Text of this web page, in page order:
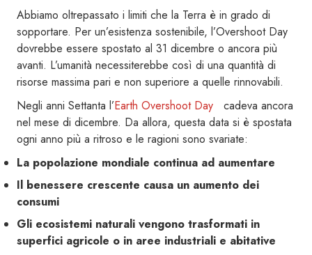
Abbiamo oltrepassato i limiti che la Terra è in grado di
sopportare. Per un’esistenza sostenibile, l’Overshoot Day
dovrebbe essere spostato al 31 dicembre o ancora più
avanti. L’umanità necessiterebbe così di una quantità di
risorse massima pari e non superiore a quelle rinnovabili.
Negli anni Settanta l’Earth Overshoot Day cadeva ancora
nel mese di dicembre. Da allora, questa data si è spostata
ogni anno più a ritroso e le ragioni sono svariate:
La popolazione mondiale continua ad aumentare
Il benessere crescente causa un aumento dei
consumi
Gli ecosistemi naturali vengono trasformati in
superfici agricole o in aree industriali e abitative